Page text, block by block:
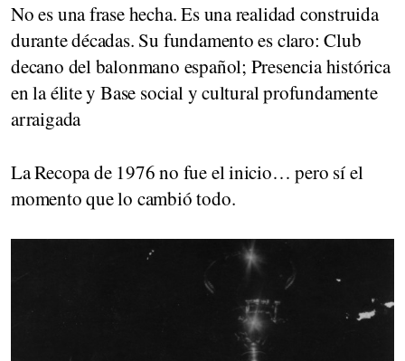
No es una frase hecha. Es una realidad construida
durante décadas. Su fundamento es claro: Club
decano del balonmano español; Presencia histórica
en la élite y Base social y cultural profundamente
arraigada
La Recopa de 1976 no fue el inicio… pero sí el
momento que lo cambió todo.